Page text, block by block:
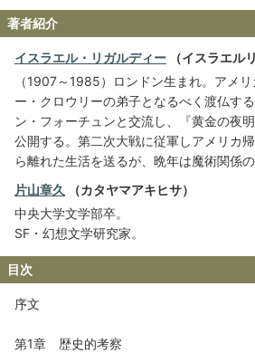
著者紹介
イスラエル・リガルディー （イスラエル
（1907～1985）ロンドン生まれ。アメ
ー・クロウリーの弟子となるべく渡仏す
ン・フォーチュンと交流し、『黄金の夜
公開する。第二次大戦に従軍しアメリカ
ら離れた生活を送るが、晩年は魔術関係
片山章久
（カタヤマアキヒサ）
中央大学文学部卒。
SF・幻想文学研究家。
目次
序文
第1章 歴史的考察